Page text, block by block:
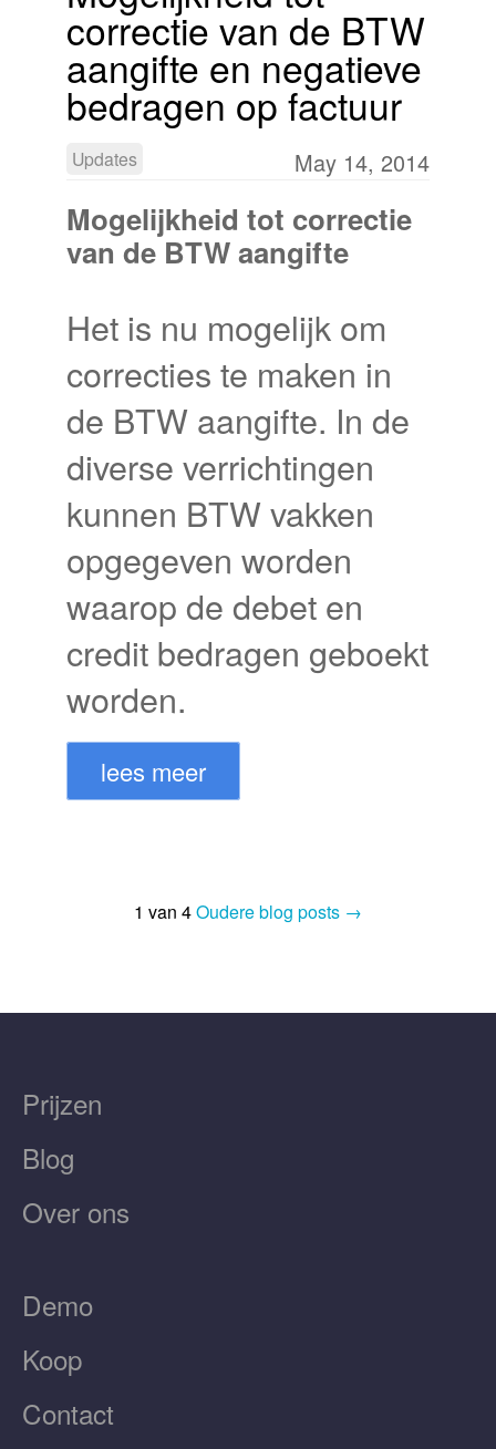
correctie van de BTW
aangifte en negatieve
bedragen op factuur
Updates May 14, 2014
Mogelijkheid tot correctie
van de BTW aangifte
Het is nu mogelijk om
correcties te maken in
de BTW aangifte. In de
diverse verrichtingen
kunnen BTW vakken
opgegeven worden
waarop de debet en
credit bedragen geboekt
worden.
lees meer
1 van 4Oudere blog posts →
Prijzen
Blog
Over ons
Demo
Koop
Contact